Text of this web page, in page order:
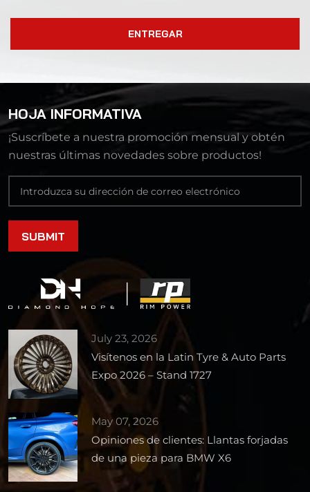
ENTREGAR
HOJA INFORMATIVA
¡Suscríbete a nuestra promoción mensual y obtén
nuestras últimas novedades sobre productos!
July 23, 2026
Visítenos en la Latin Tyre & Auto Parts
Expo 2026 – Stand 1727
May 07, 2026
Opiniones de clientes: Llantas forjadas
de una pieza para BMW X6